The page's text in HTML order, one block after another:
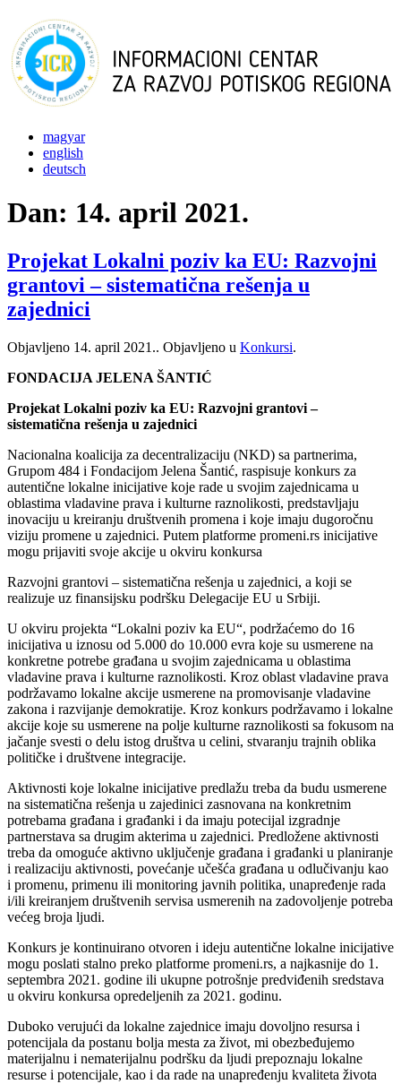
magyar
english
deutsch
Dan: 14. april 2021.
Projekat Lokalni poziv ka EU: Razvojni
grantovi – sistematična rešenja u
zajednici
Objavljeno 14. april 2021.. Objavljeno u Konkursi.
FONDACIJA JELENA ŠANTIĆ
Projekat Lokalni poziv ka EU: Razvojni grantovi –
sistematična rešenja u zajednici
Nacionalna koalicija za decentralizaciju (NKD) sa partnerima,
Grupom 484 i Fondacijom Jelena Šantić, raspisuje konkurs za
autentične lokalne inicijative koje rade u svojim zajednicama u
oblastima vladavine prava i kulturne raznolikosti, predstavljaju
inovaciju u kreiranju društvenih promena i koje imaju dugoročnu
viziju promene u zajednici. Putem platforme promeni.rs inicijative
mogu prijaviti svoje akcije u okviru konkursa
Razvojni grantovi – sistematična rešenja u zajednici, a koji se
realizuje uz finansijsku podršku Delegacije EU u Srbiji.
U okviru projekta “Lokalni poziv ka EU“, podržaćemo do 16
inicijativa u iznosu od 5.000 do 10.000 evra koje su usmerene na
konkretne potrebe građana u svojim zajednicama u oblastima
vladavine prava i kulturne raznolikosti. Kroz oblast vladavine prava
podržavamo lokalne akcije usmerene na promovisanje vladavine
zakona i razvijanje demokratije. Kroz konkurs podržavamo i lokalne
akcije koje su usmerene na polje kulturne raznolikosti sa fokusom na
jačanje svesti o delu istog društva u celini, stvaranju trajnih oblika
političke i društvene integracije.
Aktivnosti koje lokalne inicijative predlažu treba da budu usmerene
na sistematična rešenja u zajedinici zasnovana na konkretnim
potrebama građana i građanki i da imaju potecijal izgradnje
partnerstava sa drugim akterima u zajednici. Predložene aktivnosti
treba da omoguće aktivno uključenje građana i građanki u planiranje
i realizaciju aktivnosti, povećanje učešća građana u odlučivanju kao
i promenu, primenu ili monitoring javnih politika, unapređenje rada
i/ili kreiranjem društvenih servisa usmerenih na zadovoljenje potreba
većeg broja ljudi.
Konkurs je kontinuirano otvoren i ideju autentične lokalne inicijative
mogu poslati stalno preko platforme promeni.rs, a najkasnije do 1.
septembra 2021. godine ili ukupne potrošnje predviđenih sredstava
u okviru konkursa opredeljenih za 2021. godinu.
Duboko verujući da lokalne zajednice imaju dovoljno resursa i
potencijala da postanu bolja mesta za život, mi obezbeđujemo
materijalnu i nematerijalnu podršku da ljudi prepoznaju lokalne
resurse i potencijale, kao i da rade na unapređenju kvaliteta života